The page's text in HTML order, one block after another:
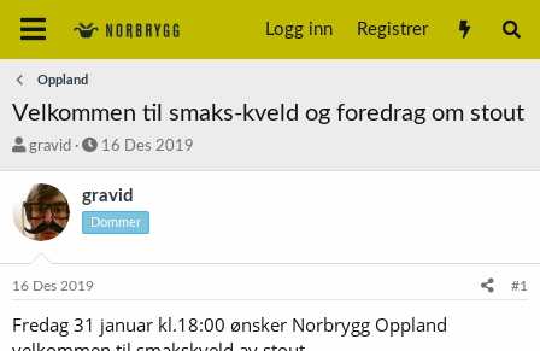
Logg inn Registrer
Oppland
Velkommen til smaks-kveld og foredrag om stout
T
å
d
s
t
e
gravid
S
a
r
t
o
16 Des 2019
gravid
Dommer
16 Des 2019 #1
Fredag 31 januar kl.18:00 ønsker Norbrygg Oppland